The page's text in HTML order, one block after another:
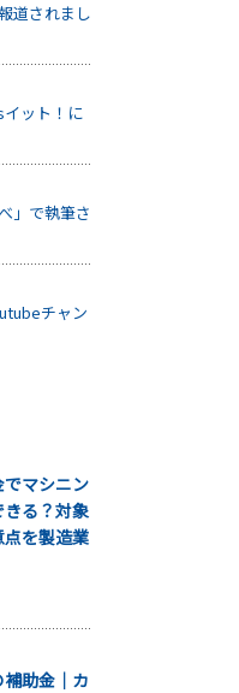
道されまし
イット！に
」で執筆さ
チャン
マシニン
る？対象
を製造業
助金｜カ